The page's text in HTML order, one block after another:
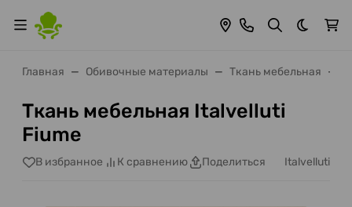
Темная
Главная Обивочные материалы Ткань мебельная
Ткань мебельная Italvelluti
Fiume
В избранное К сравнению Поделиться Italvelluti